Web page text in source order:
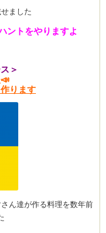
ました
ントをやりますよ
＞
ります
ん達が作る料理を数年前